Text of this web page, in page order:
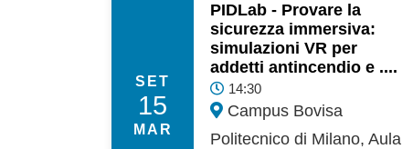
SET
15
MAR
PIDLab - Provare la
sicurezza immersiva:
simulazioni VR per
addetti antincendio e ....
14:30
Campus Bovisa
Politecnico di Milano, Aula